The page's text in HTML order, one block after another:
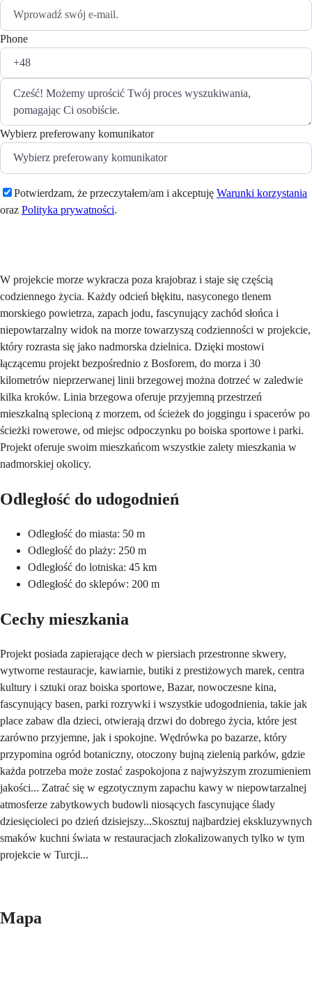
Phone
Wybierz preferowany komunikator
Potwierdzam, że przeczytałem/am i akceptuję Warunki korzystania
oraz Polityka prywatności.
W projekcie morze wykracza poza krajobraz i staje się częścią
codziennego życia. Każdy odcień błękitu, nasyconego tlenem
morskiego powietrza, zapach jodu, fascynujący zachód słońca i
niepowtarzalny widok na morze towarzyszą codzienności w projekcie,
który rozrasta się jako nadmorska dzielnica. Dzięki mostowi
łączącemu projekt bezpośrednio z Bosforem, do morza i 30
kilometrów nieprzerwanej linii brzegowej można dotrzeć w zaledwie
kilka kroków. Linia brzegowa oferuje przyjemną przestrzeń
mieszkalną splecioną z morzem, od ścieżek do joggingu i spacerów po
ścieżki rowerowe, od miejsc odpoczynku po boiska sportowe i parki.
Projekt oferuje swoim mieszkańcom wszystkie zalety mieszkania w
nadmorskiej okolicy.
Odległość do udogodnień
Odległość do miasta: 50 m
Odległość do plaży: 250 m
Odległość do lotniska: 45 km
Odległość do sklepów: 200 m
Cechy mieszkania
Projekt posiada zapierające dech w piersiach przestronne skwery,
wytworne restauracje, kawiarnie, butiki z prestiżowych marek, centra
kultury i sztuki oraz boiska sportowe, Bazar, nowoczesne kina,
fascynujący basen, parki rozrywki i wszystkie udogodnienia, takie jak
place zabaw dla dzieci, otwierają drzwi do dobrego życia, które jest
zarówno przyjemne, jak i spokojne. Wędrówka po bazarze, który
przypomina ogród botaniczny, otoczony bujną zielenią parków, gdzie
każda potrzeba może zostać zaspokojona z najwyższym zrozumieniem
jakości... Zatrać się w egzotycznym zapachu kawy w niepowtarzalnej
atmosferze zabytkowych budowli niosących fascynujące ślady
dziesięcioleci po dzień dzisiejszy...Skosztuj najbardziej ekskluzywnych
smaków kuchni świata w restauracjach zlokalizowanych tylko w tym
projekcie w Turcji...
Mapa